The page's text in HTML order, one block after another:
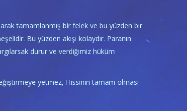
tamamlanmış bir felek ve bu yüzden bir
Bu yüzden akışı kolaydır. Paranın
durur ve verdiğimiz hüküm
yetmez, Hissinin tamam olması